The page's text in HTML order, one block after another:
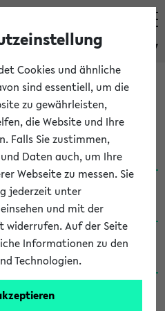
eKVV
Studies / B.A.
17)
Studies / B.A.
Studies / B.A.
Studies / Ba
Cookies und ähnliche
sind essentiell, um die
zu gewährleisten,
die Website und Ihre
Falls Sie zustimmen,
Daten auch, um Ihre
Webseite zu messen. Sie
jederzeit unter
einsehen und mit der
widerrufen. Auf der Seite
Informationen zu den
Technologien.